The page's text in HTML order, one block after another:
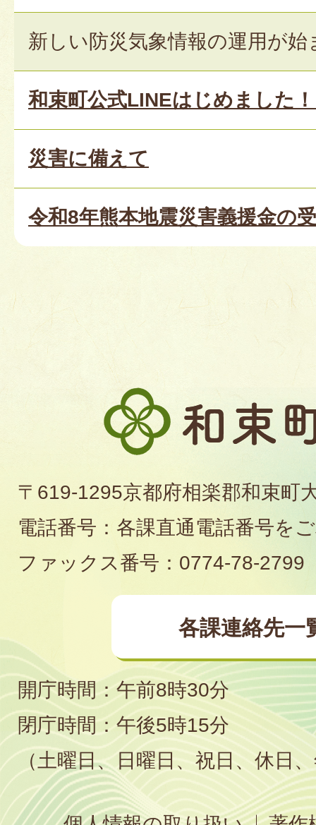
新しい防災気象情報の運用が
和束町公式LINEはじめました
災害に備えて
令和8年熊本地震災害義援金の
和
束
役
場
〒619-1295京都府相楽郡和束町
電話番号：各課直通電話番号を
ファックス番号：0774-78-2799
各課連絡先一
開庁時間：午前8時30分
閉庁時間：午後5時15分
（土曜日、日曜日、祝日、休日